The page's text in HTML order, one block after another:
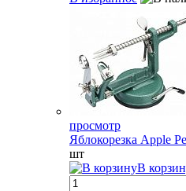
просмотр
Яблокорезка Apple
шт
В